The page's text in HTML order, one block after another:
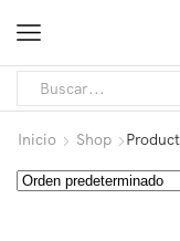
Inicio Shop